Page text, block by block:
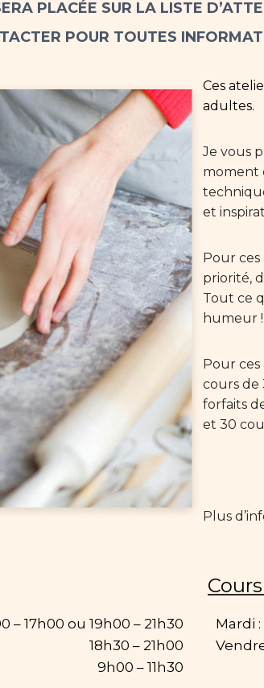
PLACÉE SUR LA LISTE
POUR TOUTES
Ces
adultes.
Je vous
moment
et
Pour ces
priorité,
Tout ce
humeur !
Pour
cours de
forfaits de
et 30
Plus
– 17h00 ou 19h00 – 21h30
18h30 – 21h00
9h00 – 11h30
Mardi :